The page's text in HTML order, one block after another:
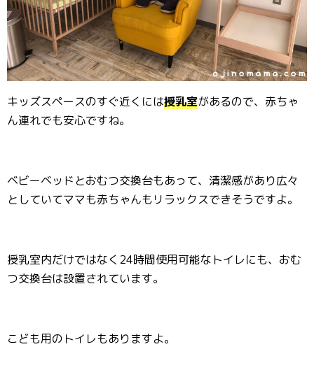
キッズスペースのすぐ近くには授乳室があるので、赤ちゃ
ん連れでも安心ですね。
ベビーベッドとおむつ交換台もあって、清潔感があり広々
としていてママも赤ちゃんもリラックスできそうですよ。
授乳室内だけではなく24時間使用可能なトイレにも、おむ
つ交換台は設置されています。
こども用のトイレもありますよ。